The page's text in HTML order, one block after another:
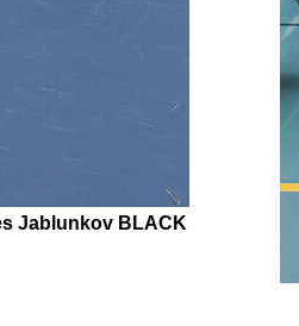
Jablunkov BLACK